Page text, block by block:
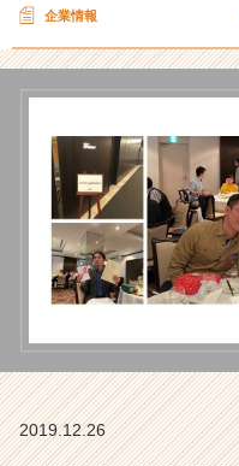
し
会
社
ヘ
ッ
ド
ウ
ォ
企業情報
2019.12.26